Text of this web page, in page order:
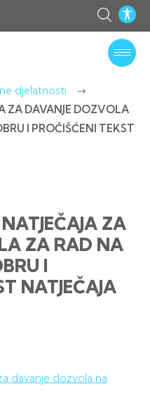
djelatnosti
ZA DAVANJE DOZVOLA
I PROČIŠĆENI TEKST
ZA
ZA RAD NA
I
NATJEČAJA
davanje dozvola na